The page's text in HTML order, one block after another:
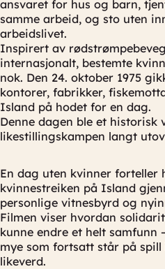
ansvaret for hus og barn,
samme arbeid, og sto uten
arbeidslivet.
Inspirert av
internasjonalt, bestemte
nok. Den 24. oktober 1975
kontorer, fabrikker,
Island på hodet for en dag.
Denne dagen ble et historisk
likestillingskampen langt
En dag uten kvinner forteller
kvinnestreiken på Island
personlige vitnesbyrd og
Filmen viser hvordan
kunne endre et helt samfunn
mye som fortsatt står på
likeverd.